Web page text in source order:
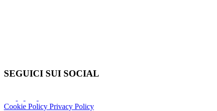
SEGUICI SUI SOCIAL
Cookie Policy Privacy Policy